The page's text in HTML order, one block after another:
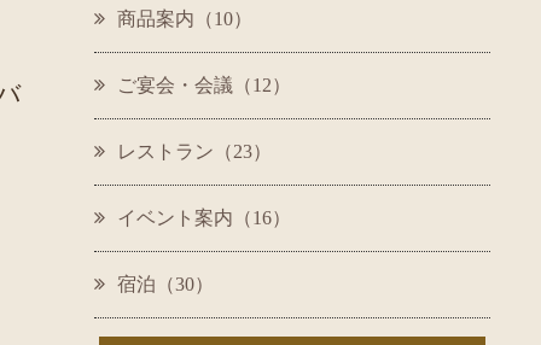
商品案内（10）
ご宴会・会議（12）
レストラン（23）
イベント案内（16）
宿泊（30）